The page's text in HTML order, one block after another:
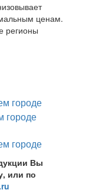
ценам.
регионы
Вы
или по